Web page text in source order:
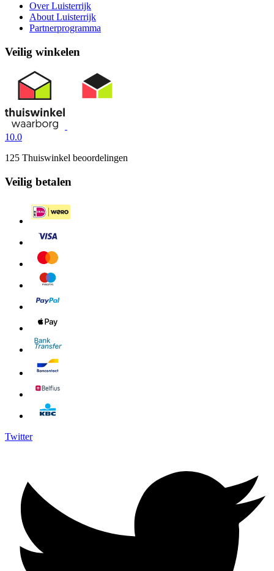
Over Luisterrijk
About Luisterrijk
Partnerprogramma
Veilig winkelen
10.0
125 Thuiswinkel beoordelingen
Veilig betalen
Twitter